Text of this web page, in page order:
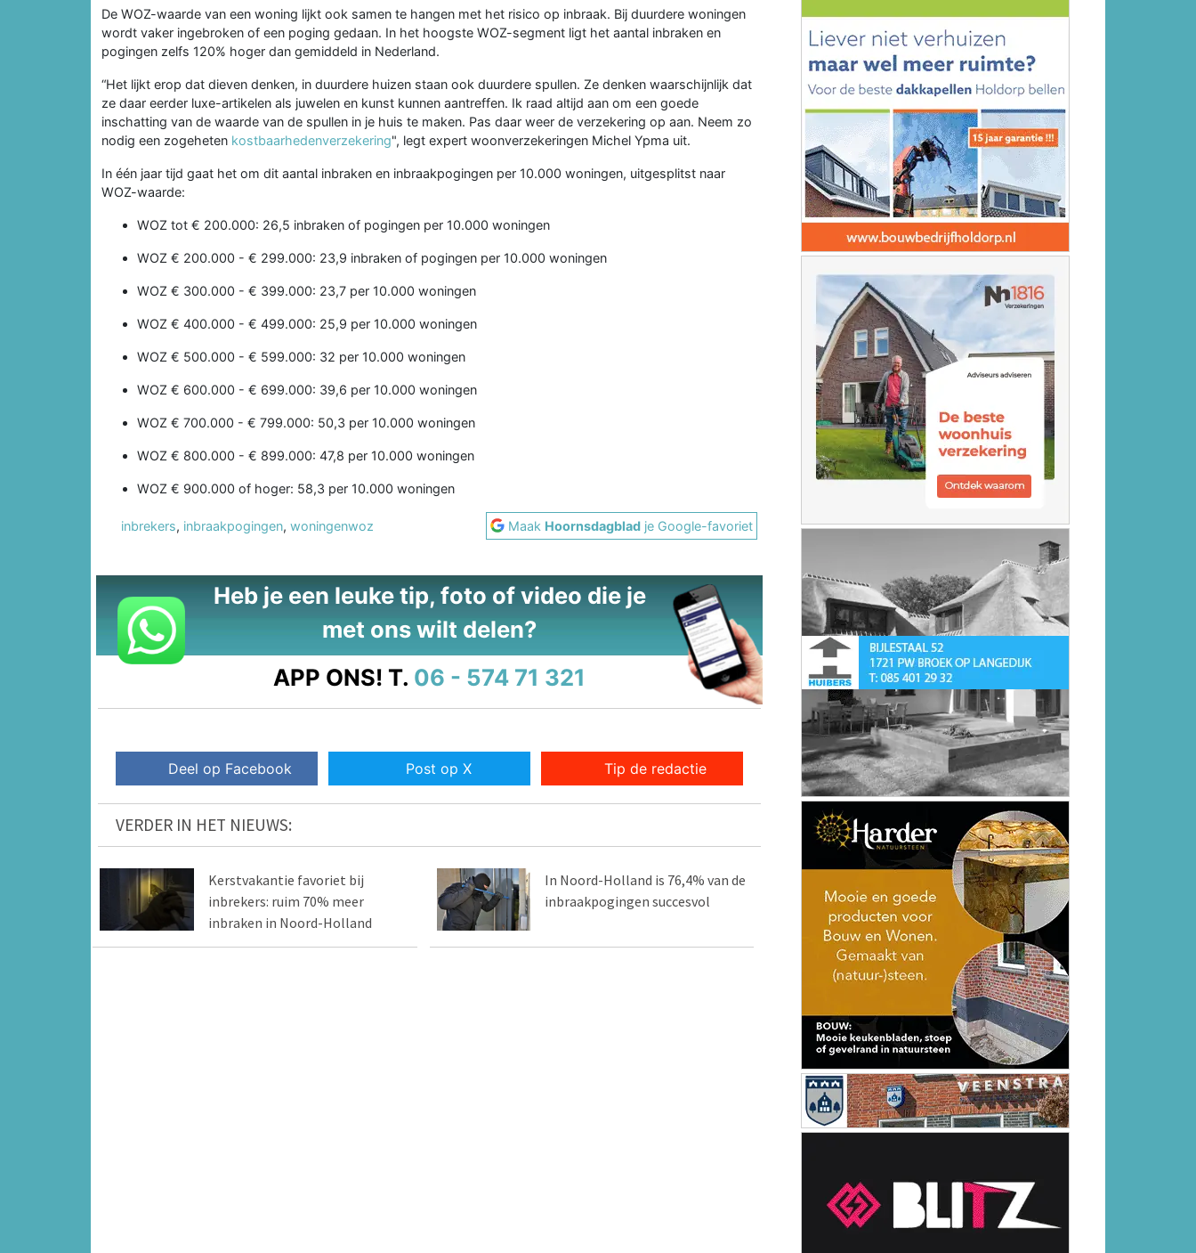
De WOZ-waarde van een woning lijkt ook samen te hangen met het risico op inbraak. Bij duurdere woningen
wordt vaker ingebroken of een poging gedaan. In het hoogste WOZ-segment ligt het aantal inbraken en
pogingen zelfs 120% hoger dan gemiddeld in Nederland.
“Het lijkt erop dat dieven denken, in duurdere huizen staan ook duurdere spullen. Ze denken waarschijnlijk dat
ze daar eerder luxe-artikelen als juwelen en kunst kunnen aantreffen. Ik raad altijd aan om een goede
inschatting van de waarde van de spullen in je huis te maken. Pas daar weer de verzekering op aan. Neem zo
nodig een zogeheten kostbaarhedenverzekering", legt expert woonverzekeringen Michel Ypma uit.
In één jaar tijd gaat het om dit aantal inbraken en inbraakpogingen per 10.000 woningen, uitgesplitst naar
WOZ-waarde:
WOZ tot € 200.000: 26,5 inbraken of pogingen per 10.000 woningen
WOZ € 200.000 - € 299.000: 23,9 inbraken of pogingen per 10.000 woningen
WOZ € 300.000 - € 399.000: 23,7 per 10.000 woningen
WOZ € 400.000 - € 499.000: 25,9 per 10.000 woningen
WOZ € 500.000 - € 599.000: 32 per 10.000 woningen
WOZ € 600.000 - € 699.000: 39,6 per 10.000 woningen
WOZ € 700.000 - € 799.000: 50,3 per 10.000 woningen
WOZ € 800.000 - € 899.000: 47,8 per 10.000 woningen
WOZ € 900.000 of hoger: 58,3 per 10.000 woningen
inbrekers, inbraakpogingen, woningenwoz Maak Hoornsdagblad je Google-favoriet
Heb je een leuke tip, foto of video die je
met ons wilt delen?
APP ONS! T. 06 - 574 71 321
Deel op Facebook Post op X Tip de redactie
VERDER IN HET NIEUWS:
Kerstvakantie favoriet bij
inbrekers: ruim 70% meer
inbraken in Noord-Holland
In Noord-Holland is 76,4% van de
inbraakpogingen succesvol